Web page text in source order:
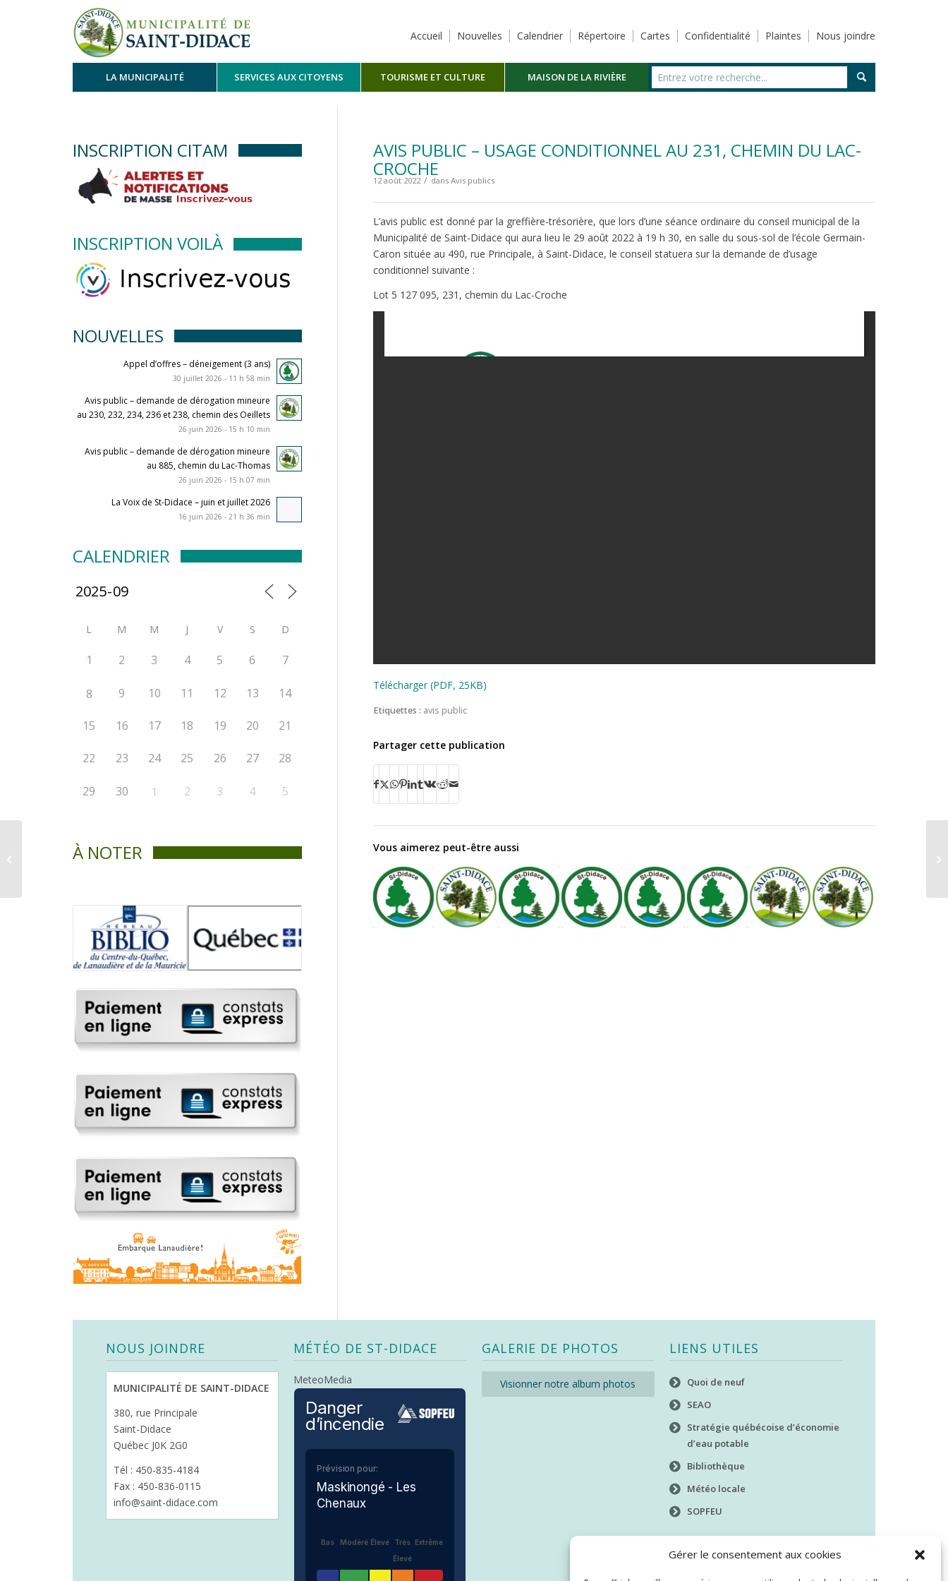
Gérer le consentement aux cookies
Accueil Nouvelles Calendrier Répertoire Cartes Confidentialité Plaintes Nous joindre
LA MUNICIPALITÉ SERVICES AUX CITOYENS TOURISME ET CULTURE MAISON DE LA RIVIÈRE
AVIS PUBLIC – USAGE CONDITIONNEL AU 231, CHEMIN DU LAC-
CROCHE
12 août 2022 / dans Avis publics
L’avis public est donné par la greffière-trésorière, que lors d’une séance ordinaire du conseil municipal de la
Municipalité de Saint-Didace qui aura lieu le 29 août 2022 à 19 h 30, en salle du sous-sol de l’école Germain-
Caron située au 490, rue Principale, à Saint-Didace, le conseil statuera sur la demande de d’usage
conditionnel suivante :
Lot 5 127 095, 231, chemin du Lac-Croche
Télécharger (PDF, 25KB)
Etiquettes : avis public
Partager cette publication
Vous aimerez peut-être aussi
INSCRIPTION CITAM
INSCRIPTION VOILÀ
NOUVELLES
Appel d’offres – déneigement (3 ans)
30 juillet 2026 - 11 h 58 min
Avis public – demande de dérogation mineure
au 230, 232, 234, 236 et 238, chemin des Oeillets
26 juin 2026 - 15 h 10 min
Avis public – demande de dérogation mineure
au 885, chemin du Lac-Thomas
26 juin 2026 - 15 h 07 min
La Voix de St-Didace – juin et juillet 2026
16 juin 2026 - 21 h 36 min
CALENDRIER
L M M J V S D
1 2 3 4 5 6 7
8 9 10 11 12 13 14
15 16 17 18 19 20 21
22 23 24 25 26 27 28
29 30 1 2 3 4 5
À NOTER
NOUS JOINDRE
MUNICIPALITÉ DE SAINT-DIDACE
380, rue Principale
Saint-Didace
Québec J0K 2G0
Tél : 450-835-4184
Fax : 450-836-0115
info@saint-didace.com
MÉTÉO DE ST-DIDACE
MeteoMedia
Danger
d’incendie
Prévision pour:
Maskinongé - Les
Chenaux
Bas Modéré Élevé
Très
Élevé
Extrême
GALERIE DE PHOTOS
Visionner notre album photos
LIENS UTILES
Quoi de neuf
SEAO
Stratégie québécoise d’économie
d’eau potable
Bibliothèque
Météo locale
SOPFEU
Règlement 381-2022
(abrogation chemins